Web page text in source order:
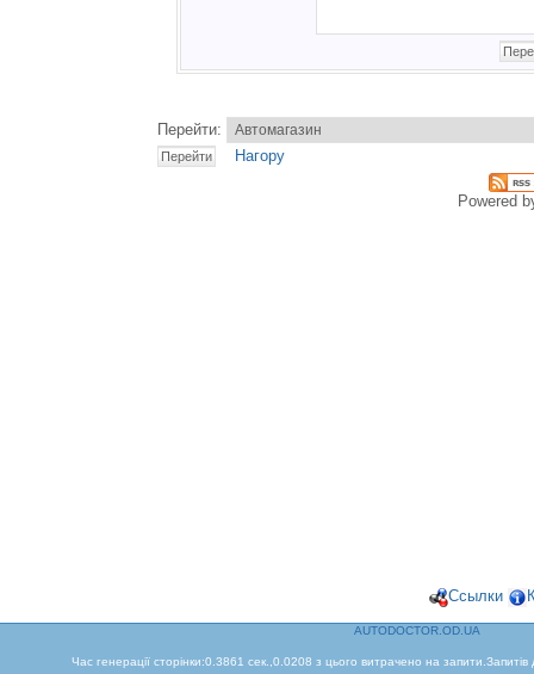
Перейти:
Нагору
Powered
Ссылки
AUTODOCTOR.OD.UA
Час генерації сторінки:0.3861 сек.,0.0208 з цього витрачено на